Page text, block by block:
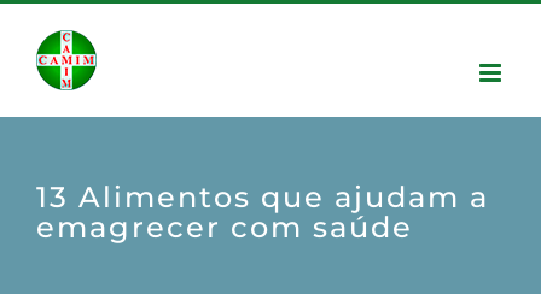
13 Alimentos que ajudam a
emagrecer com saúde